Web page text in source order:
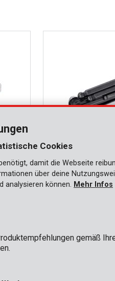
Sechskantschlüssel
Cookies
damit die Webseite
über deine
analysieren können. Mehr Infos
gemäß